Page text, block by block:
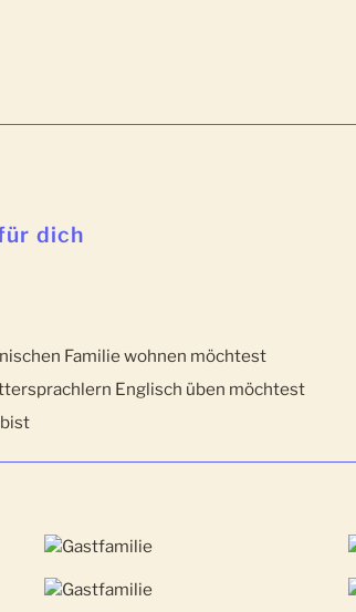
dich
Familie wohnen möchtest
Englisch üben möchtest